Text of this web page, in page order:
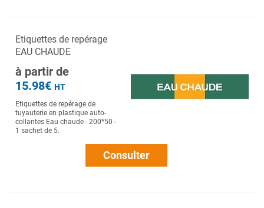
Etiquettes de repérage
EAU CHAUDE
à partir de
15.98€ HT
Etiquettes de repérage de
tuyauterie en plastique auto-
collantes Eau chaude - 200*50 -
1 sachet de 5.
Consulter